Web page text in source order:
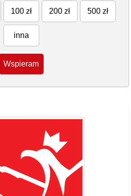
100 zł 200 zł 500 zł
inna
Wspieram